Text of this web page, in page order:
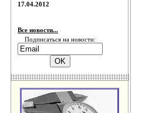
17.04.2012
Все новости...
Подписаться на новости: